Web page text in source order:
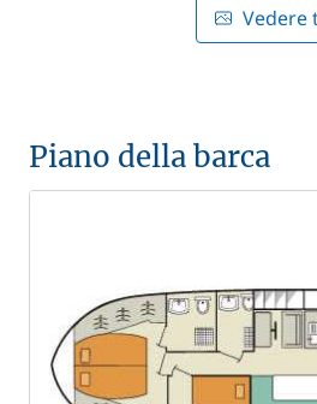
Vedere
Piano della barca